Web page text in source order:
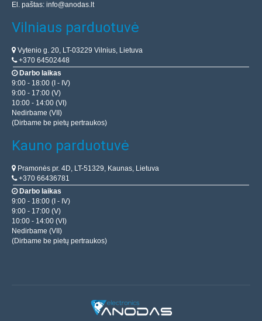
El. paštas: info@anodas.lt
Vilniaus parduotuvė
Vytenio g. 20, LT-03229 Vilnius, Lietuva
+370 64502448
Darbo laikas
9:00 - 18:00 (I - IV)
9:00 - 17:00 (V)
10:00 - 14:00 (VI)
Nedirbame (VII)
(Dirbame be pietų pertraukos)
Kauno parduotuvė
Pramonės pr. 4D, LT-51329, Kaunas, Lietuva
+370 66436781
Darbo laikas
9:00 - 18:00 (I - IV)
9:00 - 17:00 (V)
10:00 - 14:00 (VI)
Nedirbame (VII)
(Dirbame be pietų pertraukos)